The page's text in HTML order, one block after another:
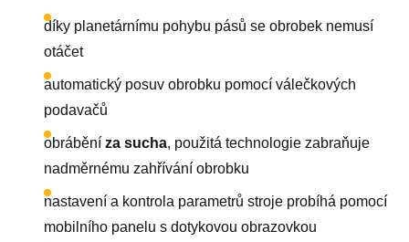
díky planetárnímu pohybu pásů se obrobek nemusí
otáčet
automatický posuv obrobku pomocí válečkových
podavačů
obrábění za sucha, použitá technologie zabraňuje
nadměrnému zahřívání obrobku
nastavení a kontrola parametrů stroje probíhá pomocí
mobilního panelu s dotykovou obrazovkou